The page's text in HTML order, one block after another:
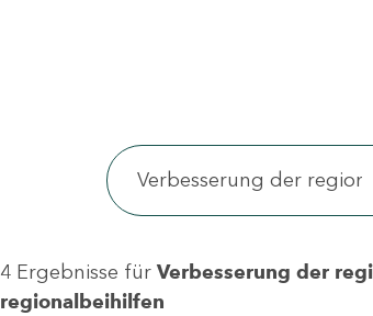
4 Ergebnisse für Verbesserung der
regionalbeihilfen